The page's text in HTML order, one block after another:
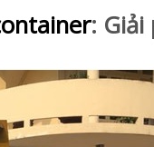
: Giải